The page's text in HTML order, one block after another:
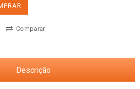
Comparar
Descrição